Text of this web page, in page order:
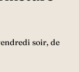
soir, de